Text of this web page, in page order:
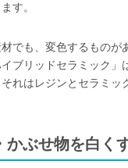
す。
でも、変色するものが
ブリッドセラミック」
れはレジンとセラミッ
かぶせ物を白く